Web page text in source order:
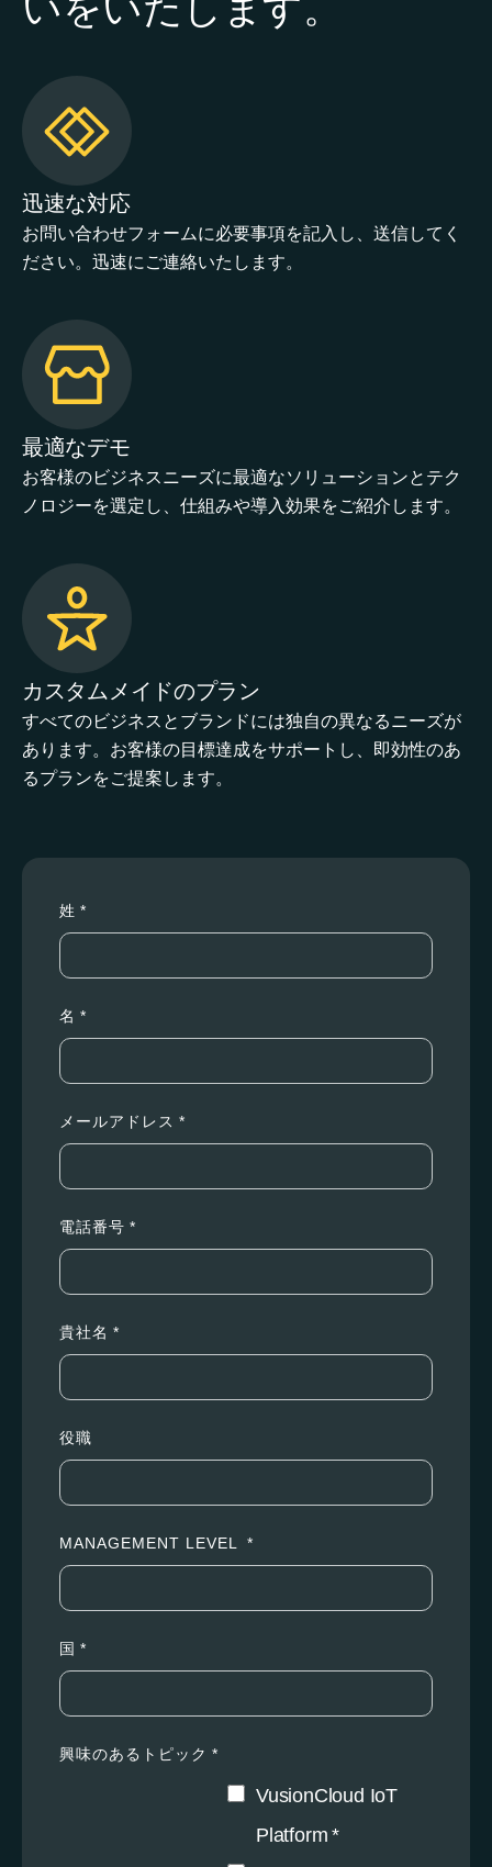
迅速な対応
お問い合わせフォームに必要事項を記入し、送信してく
ださい。迅速にご連絡いたします。
最適なデモ
お客様のビジネスニーズに最適なソリューションとテク
ノロジーを選定し、仕組みや導入効果をご紹介します。
カスタムメイドのプラン
すべてのビジネスとブランドには独自の異なるニーズが
あります。お客様の目標達成をサポートし、即効性のあ
るプランをご提案します。